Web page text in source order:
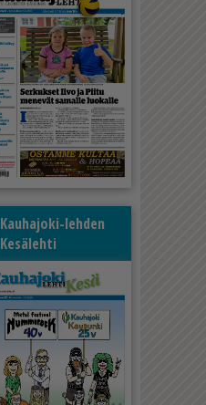
Kauhajoki-lehden
Kesälehti